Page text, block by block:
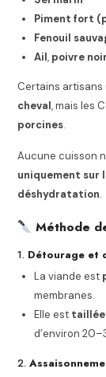
Piment fort
Fenouil
Ail, poivre
Certains artisans
cheval, mais les
porcines.
Aucune cuisson
uniquement sur
déshydratation.
Méthode
1. Détourage et
La viande est
membranes.
Elle est taillée
d’environ
2.